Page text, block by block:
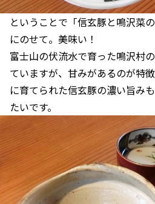
ということで「信玄豚と鳴沢菜
にのせて。美味い！
富士山の伏流水で育った鳴沢村
ていますが、甘みがあるのが特
に育てられた信玄豚の濃い旨み
たいです。